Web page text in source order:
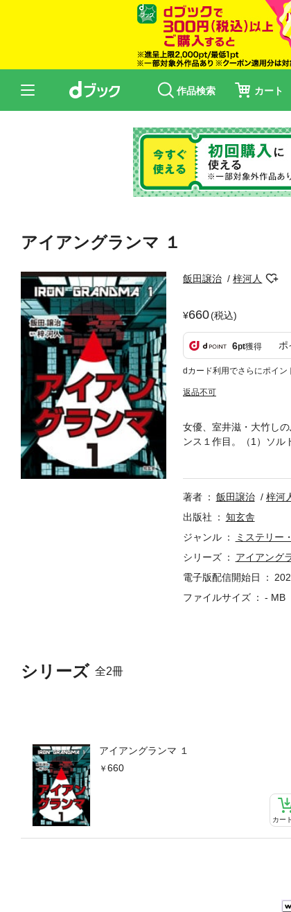
作品検索 カート
アイアングランマ １
飯田譲治 梓河人
660(税込)
6pt獲得 ポ
dカード利用でさらにポイン
返品不可
シリーズ 全2冊
アイアングランマ １
660
カー
女優、室井滋・大竹し
ンス１作目。（1）ソル
ルのIRON GRANDMA
男集団とまさかの格闘
話）として放映。アイ
シュガー」(1～28)の種
9～57）および「表と裏
著者 飯田譲治
梓河
出版社
知玄舎
ジャンル
ミステリー
シリーズ
アイアング
電子版配信開始日
ファイルサイズ
- MB